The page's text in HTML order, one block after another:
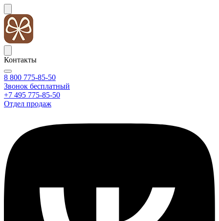
Контакты
8 800 775-85-50
Звонок бесплатный
+7 495 775-85-50
Отдел продаж